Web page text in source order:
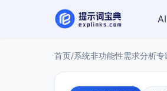
首页/系统非功能性需求分析专